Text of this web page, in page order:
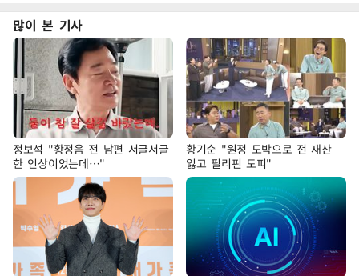
많이 본 기사
정보석 "황정음 전 남편 서글서글
한 인상이었는데…"
황기순 "원정 도박으로 전 재산
잃고 필리핀 도피"